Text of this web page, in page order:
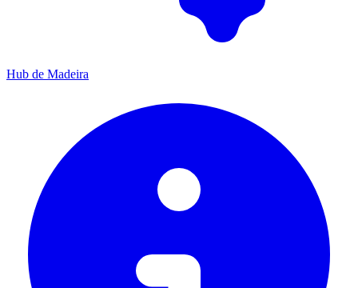
Hub de Madeira